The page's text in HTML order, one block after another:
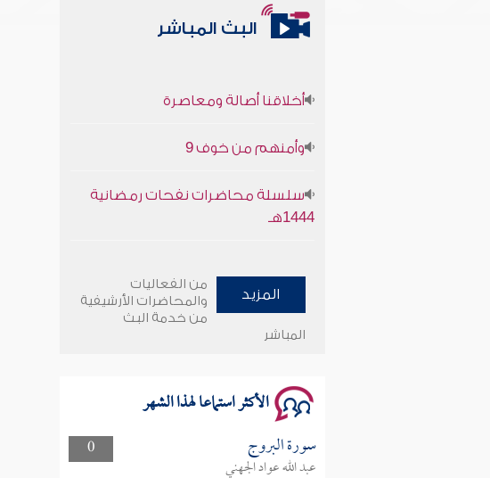
البث المباشر
1444هـ
وأمنهم من خوف 9
سلسلة محاضرات نفحات رمضانية
المزيد
من الفعاليات
والمحاضرات الأرشيفية
من خدمة البث
المباشر
الأكثر استماعا لهذا الشهر
0 سورة البروج
عبد الله عواد الجهني